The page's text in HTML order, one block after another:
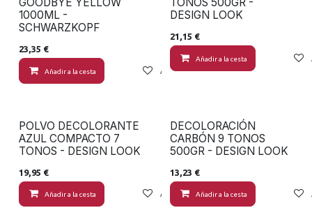
1000ML -
SCHWARZKOPF
23,35 €
Añadir a la cesta Añadir a lista de deseos
DESIGN LOOK
21,15 €
Añadir a la cesta
POLVO DECOLORANTE
AZUL COMPACTO 7
TONOS - DESIGN LOOK
19,95 €
Añadir a la cesta Añadir a lista de deseos
DECOLORACIÓN
CARBÓN 9 TONOS
500GR - DESIGN LOOK
13,23 €
Añadir a la cesta